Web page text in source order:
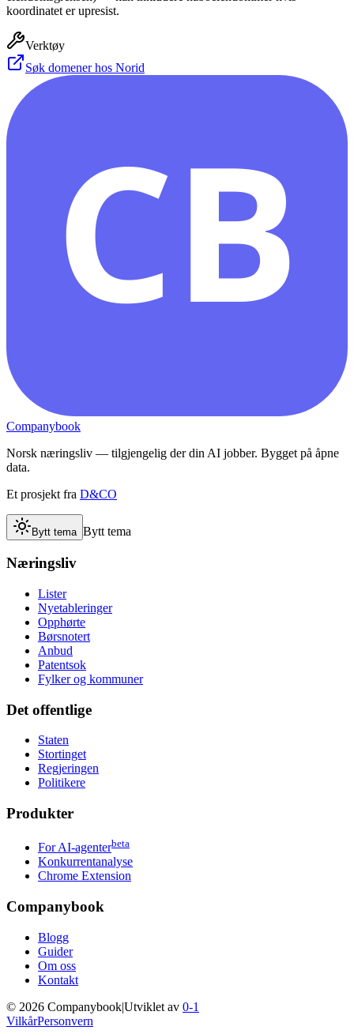
koordinatet er upresist.
Verktøy
Søk domener hos Norid
CB
Companybook
Norsk næringsliv — tilgjengelig der din AI jobber. Bygget på åpne
data.
Et prosjekt fra D&CO
Bytt tema Bytt tema
Næringsliv
Lister
Nyetableringer
Opphørte
Børsnotert
Anbud
Patentsok
Fylker og kommuner
Det offentlige
Staten
Stortinget
Regjeringen
Politikere
Produkter
For AI-agenterbeta
Konkurrentanalyse
Chrome Extension
Companybook
Blogg
Guider
Om oss
Kontakt
© 2026 Companybook|Utviklet av 0-1
VilkårPersonvern